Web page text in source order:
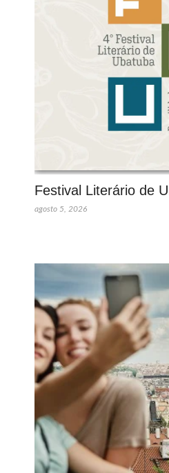
Festival Literário de
agosto 5, 2026